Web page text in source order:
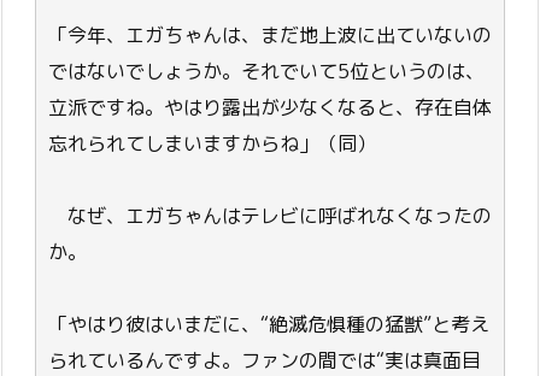
「今年、エガちゃんは、まだ地上波に出ていないの
ではないでしょうか。それでいて5位というのは、
立派ですね。やはり露出が少なくなると、存在自体
忘れられてしまいますからね」（同）
なぜ、エガちゃんはテレビに呼ばれなくなったの
か。
「やはり彼はいまだに、“絶滅危惧種の猛獣”と考え
られているんですよ。ファンの間では“実は真面目